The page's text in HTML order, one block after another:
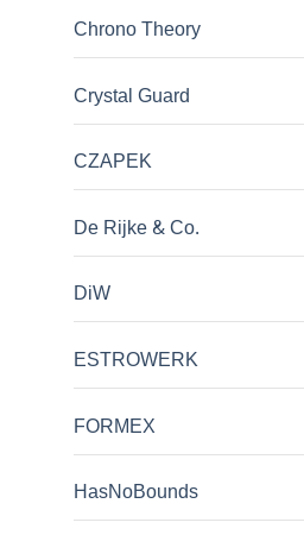
Chrono Theory
Crystal Guard
CZAPEK
De Rijke & Co.
DiW
ESTROWERK
FORMEX
HasNoBounds